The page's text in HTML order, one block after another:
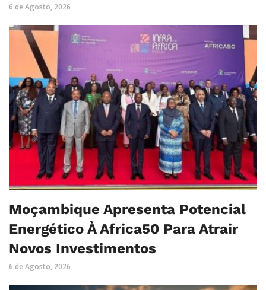
6 de Agosto, 2026
Moçambique Apresenta Potencial
Energético À Africa50 Para Atrair
Novos Investimentos
6 de Agosto, 2026